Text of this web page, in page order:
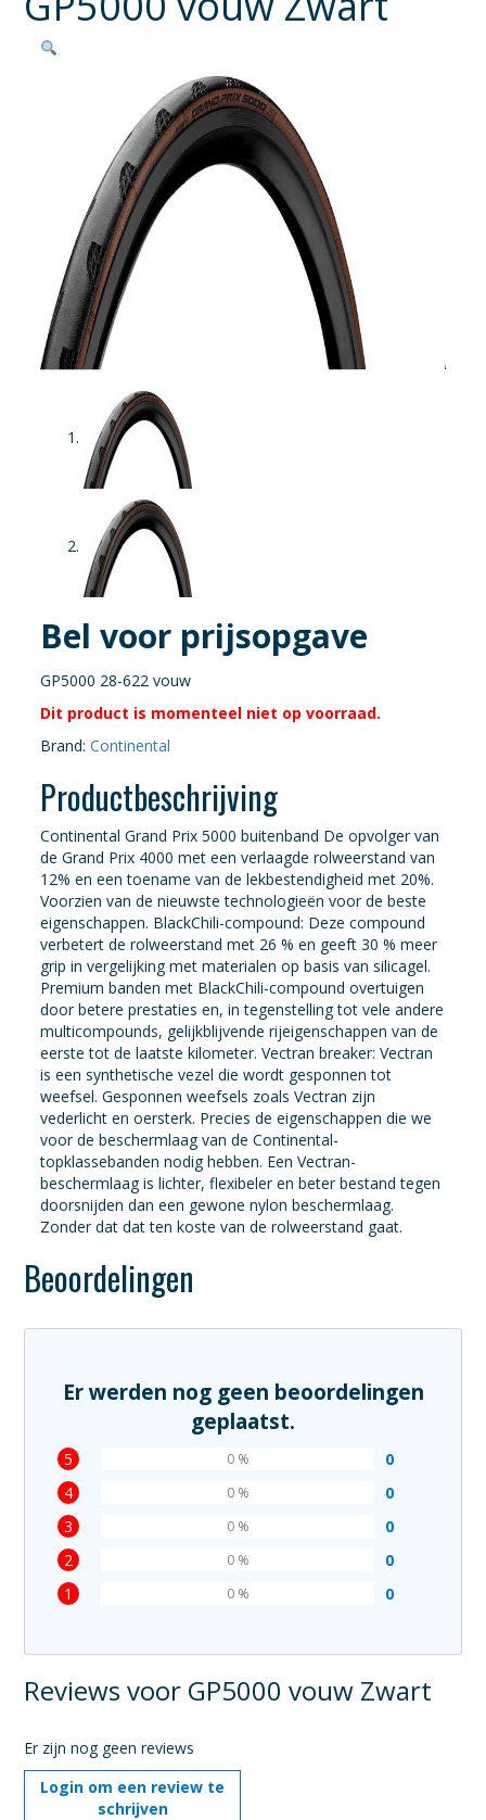
Bel voor prijsopgave
GP5000 28-622 vouw
Dit product is momenteel niet op voorraad.
Brand:Continental
Productbeschrijving
Continental Grand Prix 5000 buitenband De opvolger van
de Grand Prix 4000 met een verlaagde rolweerstand van
12% en een toename van de lekbestendigheid met 20%.
Voorzien van de nieuwste technologieën voor de beste
eigenschappen. BlackChili-compound: Deze compound
verbetert de rolweerstand met 26 % en geeft 30 % meer
grip in vergelijking met materialen op basis van silicagel.
Premium banden met BlackChili-compound overtuigen
door betere prestaties en, in tegenstelling tot vele andere
multicompounds, gelijkblijvende rijeigenschappen van de
eerste tot de laatste kilometer. Vectran breaker: Vectran
is een synthetische vezel die wordt gesponnen tot
weefsel. Gesponnen weefsels zoals Vectran zijn
vederlicht en oersterk. Precies de eigenschappen die we
voor de beschermlaag van de Continental-
topklassebanden nodig hebben. Een Vectran-
beschermlaag is lichter, flexibeler en beter bestand tegen
doorsnijden dan een gewone nylon beschermlaag.
Zonder dat dat ten koste van de rolweerstand gaat.
Beoordelingen
Er werden nog geen beoordelingen
geplaatst.
5 0
0 %
4 0
0 %
3 0
0 %
2 0
0 %
1 0
0 %
Reviews voor GP5000 vouw Zwart
Er zijn nog geen reviews
Login om een review te
schrijven